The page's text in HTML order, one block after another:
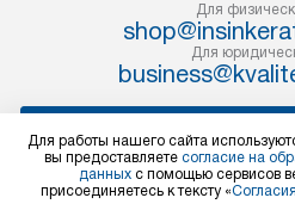
Для
Для
Политика
Для работы нашего сайта
вы предоставляете согласие на
данных с помощью сервисов
присоединяетесь к тексту «